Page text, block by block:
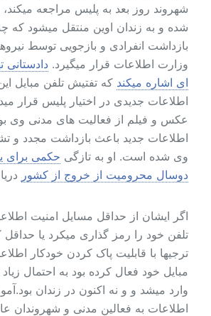
شهروند روز بعد به پلیس مراجعه میکند،
شده و به زندان اوین منتقل میشود که
بازداشت انفرادی و بازجویی توسط
وزارت اطلاعات قرار میگیرد. دادستانی
ای اشاره میکند که تفتیش تلفن مبایل
اطلاعات جدیدی در اختیار پلیس قرار
عکس و فیلم از فعالیت های مدنی وی
اطلاعات جدید باعث بازداشت مجدد و
وی شده است. او به تازگی حکمی برای
دوسال محرومیت از خروج از کشور
اگر ایشان از حداقل مسایل امنیت
تلفن خود را رمز گذاری میکرد یا
ترجیها با قابلیت پاک کردن خودکار
مبایل خود فعال کرده بود به احتمال
وارد میشد و و نه اکنون در زندان
اطلاعات به فعالین مدنی و شهروندان